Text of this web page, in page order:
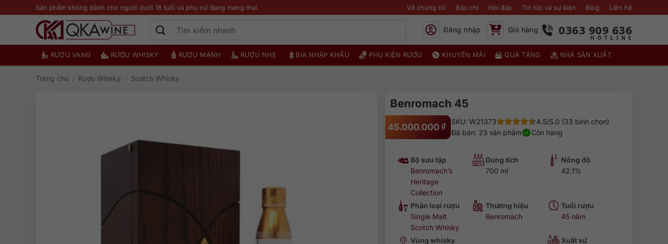
qua
Sản phẩm không dành cho người dưới 18 tuổi và phụ nữ đang mang thai. Về chúng tôi Báo chí Hỏi đáp Tin tức và sự kiện Blog Liên hệ
Đăng nhập Giỏ hàng 0363 909 636
RƯỢU VANG RƯỢU WHISKY RƯỢU MẠNH RƯỢU NHẸ BIA NHẬP KHẨU PHỤ KIỆN RƯỢU KHUYẾN MÃI QUÀ TẶNG NHÀ SẢN XUẤT
Trang chủ / Rượu Whisky / Scotch Whisky
Benromach 45
45.000.000 ₫ SKU: W21373
4.5/5.0 (33 bình chọn)
Đã bán: 23 sản phẩm
Còn hàng
Bộ sưu tập
Benromach’s
Heritage
Collection
Dung tích
700 ml
Nồng độ
42.1%
Phân loại rượu
Single Malt
Scotch Whisky
Thương hiệu
Benromach
Tuổi rượu
45 năm
Vùng whisky
Xuất xứ